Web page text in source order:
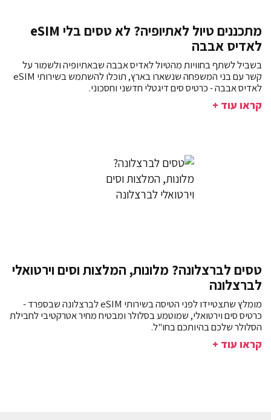
מתכננים טיול לאתיופיה? לא טסים בלי eSIM
לאדיס אבבה
בשביל לשתף בחוויות מהטיול לאדיס אבבה שבאתיופיה ולשמור על
קשר עם בני המשפחה שנשארו בארץ, תוכלו להשתמש בשירותי eSIM
לאדיס אבבה - כרטיס סים דיגטלי חדשני וחסכוני.
קראו עוד +
טסים לברצלונה? מלונות, המלצות וסים וירטואלי
לברצלונה
מומלץ שתצטיידו לפני הטיסה בשירותי eSIM לברצלונה שבספרד -
כרטיס סים וירטואלי, שמוטמע בסלולר ומבטיח מחיר אטרקטיבי לחבילת
הסלולר שלכם בהיותכם בחו"ל.
קראו עוד +